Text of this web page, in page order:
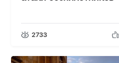
2733